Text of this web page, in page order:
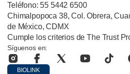
Teléfono: 55 5442 6500
Chimalpopoca 38, Col. Obrera,
de México, CDMX
Cumple los criterios de The Trust
Síguenos en:
BIOLINK